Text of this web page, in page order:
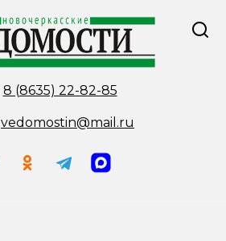
8 (8635) 22-82-85
vedomostin@mail.ru